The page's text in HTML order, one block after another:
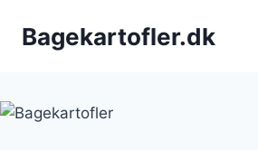
Bagekartofler.dk